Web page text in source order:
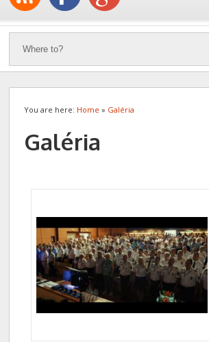
You are here: Home » Galéria
Galéria